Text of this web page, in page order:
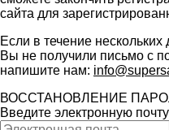
сайта для
Если в течение
Вы не получили письмо с
напишите нам:
ВОССТАНОВЛЕНИЕ
Введите электронную